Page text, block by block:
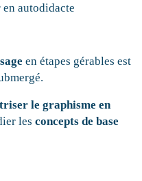
autodidacte
en étapes gérables est
le graphisme en
lesconcepts de base